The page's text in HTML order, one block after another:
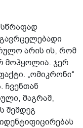
სწრაფად
არის ის, რომ
მოჰყოლია. ჯერ
„ომიკრონი“
ჩვენთან
მაგრამ,
შემდეგ